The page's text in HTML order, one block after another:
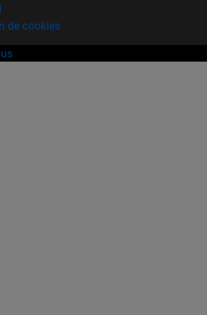
de cookies